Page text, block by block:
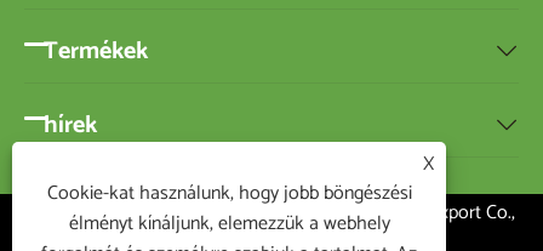
Termékek 
hírek 
Copyright ©2020 Ningbo BEST-HOME Import and Export Co.,
X
Cookie-kat használunk, hogy jobb böngészési
élményt kínáljunk, elemezzük a webhely